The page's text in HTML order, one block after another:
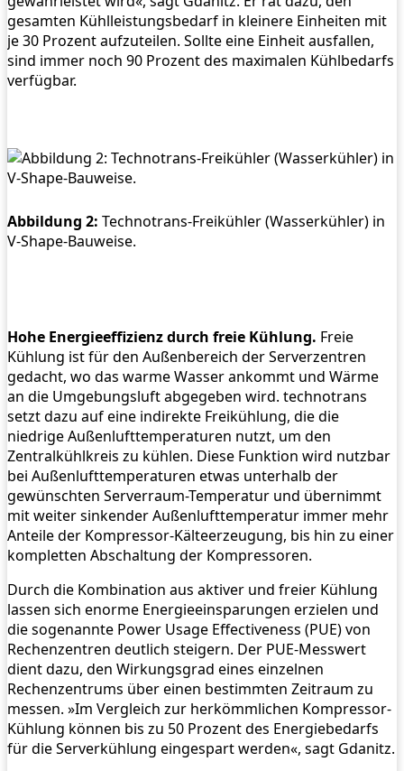
gesamten Kühlleistungsbedarf in kleinere Einheiten mit
je 30 Prozent aufzuteilen. Sollte eine Einheit ausfallen,
sind immer noch 90 Prozent des maximalen Kühlbedarfs
verfügbar.
Abbildung 2: Technotrans-Freikühler (Wasserkühler) in
V-Shape-Bauweise.
Hohe Energieeffizienz durch freie Kühlung. Freie
Kühlung ist für den Außenbereich der Serverzentren
gedacht, wo das warme Wasser ankommt und Wärme
an die Umgebungsluft abgegeben wird. technotrans
setzt dazu auf eine indirekte Freikühlung, die die
niedrige Außenlufttemperaturen nutzt, um den
Zentralkühlkreis zu kühlen. Diese Funktion wird nutzbar
bei Außenlufttemperaturen etwas unterhalb der
gewünschten Serverraum-Temperatur und übernimmt
mit weiter sinkender Außenlufttemperatur immer mehr
Anteile der Kompressor-Kälteerzeugung, bis hin zu einer
kompletten Abschaltung der Kompressoren.
Durch die Kombination aus aktiver und freier Kühlung
lassen sich enorme Energieeinsparungen erzielen und
die sogenannte Power Usage Effectiveness (PUE) von
Rechenzentren deutlich steigern. Der PUE-Messwert
dient dazu, den Wirkungsgrad eines einzelnen
Rechenzentrums über einen bestimmten Zeitraum zu
messen. »Im Vergleich zur herkömmlichen Kompressor-
Kühlung können bis zu 50 Prozent des Energiebedarfs
für die Serverkühlung eingespart werden«, sagt Gdanitz.